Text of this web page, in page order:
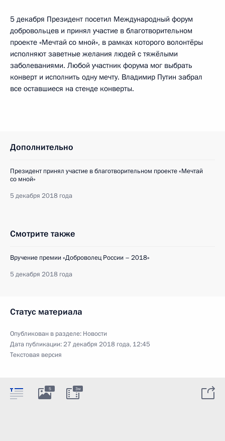
5 декабря Президент посетил Международный форум
добровольцев и принял участие в благотворительном
проекте «Мечтай со мной», в рамках которого волонтёры
исполняют заветные желания людей с тяжёлыми
заболеваниями. Любой участник форума мог выбрать
конверт и исполнить одну мечту. Владимир Путин забрал
все оставшиеся на стенде конверты.
Дополнительно
Президент принял участие в благотворительном проекте «Мечтай
со мной»
5 декабря 2018 года
Смотрите также
Вручение премии «Доброволец России – 2018»
5 декабря 2018 года
Статус материала
Опубликован в разделе: Новости
Дата публикации:27 декабря 2018 года, 12:45
Текстовая версия
5 3м